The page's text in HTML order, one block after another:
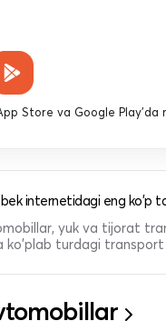
Store va Google Play'da
internetidagi eng ko'p
yuk va tijorat
ko'plab turdagi